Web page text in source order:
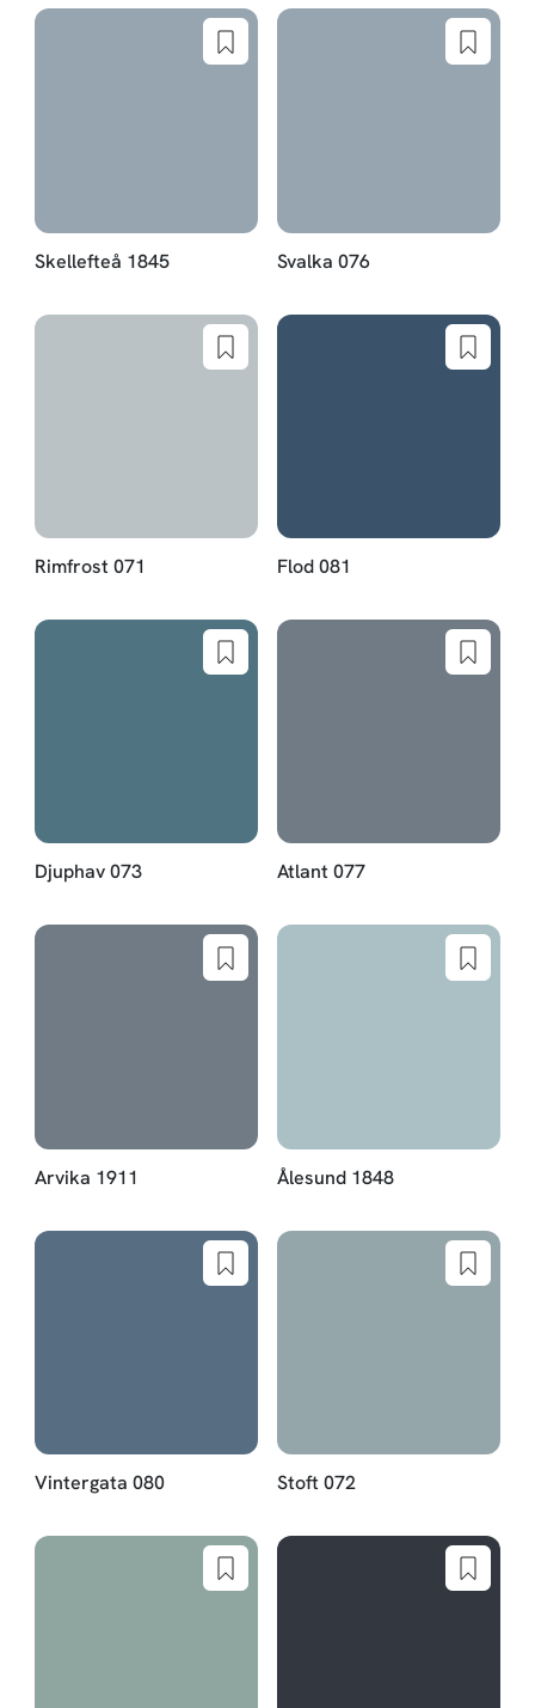
Skellefteå 1845 Svalka 076
Rimfrost 071 Flod 081
Djuphav 073 Atlant 077
Arvika 1911 Ålesund 1848
Vintergata 080 Stoft 072